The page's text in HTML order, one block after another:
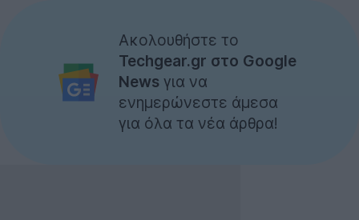
Ακολουθήστε το
Techgear.gr στο Google
News για να
ενημερώνεστε άμεσα
για όλα τα νέα άρθρα!